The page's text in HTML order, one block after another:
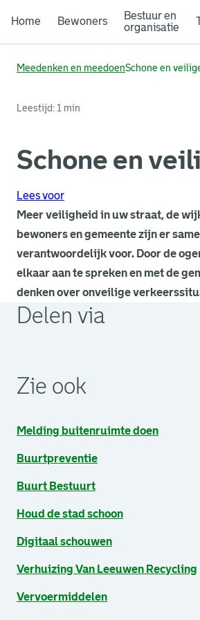
Home Bewoners
Bestuur en
organisatie
Meedenken en meedoenSchone en
Leestijd: 1 min
Schone en
Lees voor
Meer veiligheid in uw straat, de
bewoners en gemeente zijn er
verantwoordelijk voor. Door de
elkaar aan te spreken en met de
denken over onveilige
Delen via
Zie ook
Melding buitenruimte doen
Buurtpreventie
Buurt Bestuurt
Houd de stad schoon
Digitaal schouwen
Verhuizing Van Leeuwen Recycling
Vervoermiddelen